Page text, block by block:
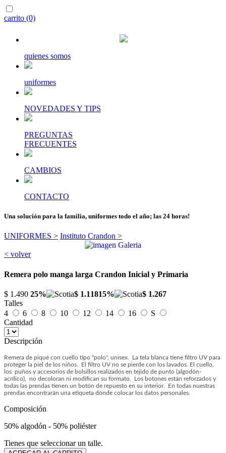
carrito (0)
quienes somos
uniformes
NOVEDADES Y TIPS
PREGUNTAS
FRECUENTES
CAMBIOS
CONTACTO
Una solución para la familia, uniformes todo el año; las 24 horas!
UNIFORMES > Instituto Crandon >
< volver
Remera polo manga larga Crandon Inicial y Primaria
$ 1.490 25% $ 1.11815%
$ 1.267
Talles
4
6 8 10 12 14 16
S
Cantidad
Descripción
Remera de piqué con cuello tipo "polo", unisex. La tela blanca tiene filtro UV para
proteger la piel de los niños. El filtro UV no se pierde con los lavados. El cuello,
los puños y accesorios de bolsillos realizados en tejido de punto (algodón-
acrílico), no decoloran ni modifican su formato. Los botones están reforzados y
todas las prendas tienen un botón de repuesto en su interior. En todas nuestras
prendas encontrarán una etiqueta dónde colocar los datos personales.
Composición
50% algodón - 50% poliéster
Tienes que seleccionar un talle.